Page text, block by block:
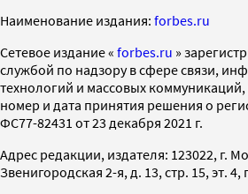
Наименование издания: forbes.ru
Cетевое издание « forbes.ru »
службой по надзору в сфере связи,
технологий и массовых
номер и дата принятия решения о
ФС77-82431 от 23 декабря 2021 г.
Адрес редакции, издателя: 123022, г.
Звенигородская 2-я, д. 13, стр. 15, эт. 4,